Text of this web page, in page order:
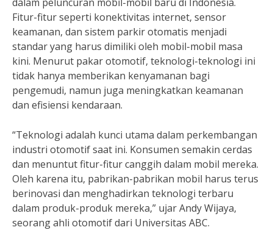
Fitur-fitur seperti konektivitas internet, sensor
keamanan, dan sistem parkir otomatis menjadi
standar yang harus dimiliki oleh mobil-mobil masa
kini. Menurut pakar otomotif, teknologi-teknologi ini
tidak hanya memberikan kenyamanan bagi
pengemudi, namun juga meningkatkan keamanan
dan efisiensi kendaraan.
“Teknologi adalah kunci utama dalam perkembangan
industri otomotif saat ini. Konsumen semakin cerdas
dan menuntut fitur-fitur canggih dalam mobil mereka.
Oleh karena itu, pabrikan-pabrikan mobil harus terus
berinovasi dan menghadirkan teknologi terbaru
dalam produk-produk mereka,” ujar Andy Wijaya,
seorang ahli otomotif dari Universitas ABC.